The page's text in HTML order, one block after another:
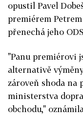
opustil Pavel
premiérem
přenechá jeho
"Panu premiérovi
alternativě
zároveň shoda na
ministerstva
obchodu,"